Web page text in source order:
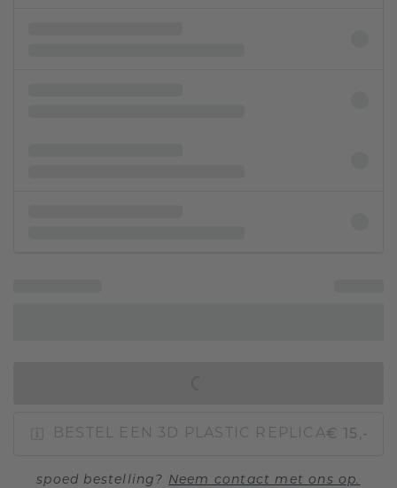
BESTEL EEN 3D PLASTIC REPLICA€ 15,-
spoed bestelling? Neem contact met ons op.